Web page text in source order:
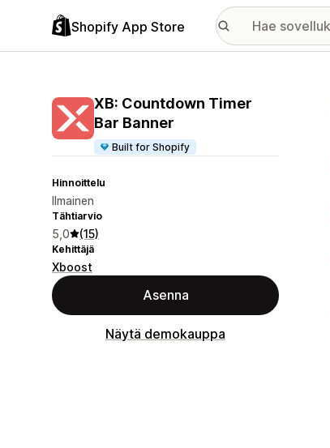
Shopify App Store
XB: Countdown Timer
Bar Banner
Built for Shopify
Hinnoittelu
Ilmainen
Tähtiarvio
5,0 (15)
Kehittäjä
Xboost
Asenna
Näytä demokauppa